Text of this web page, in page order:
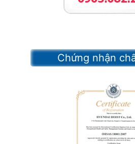
Chứng nhận